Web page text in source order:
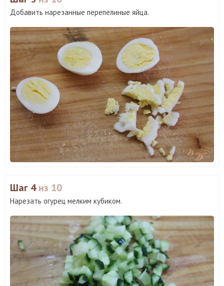
Добавить нарезанные перепелиные яйца.
Шаг 4из 10
Нарезать огурец мелким кубиком.